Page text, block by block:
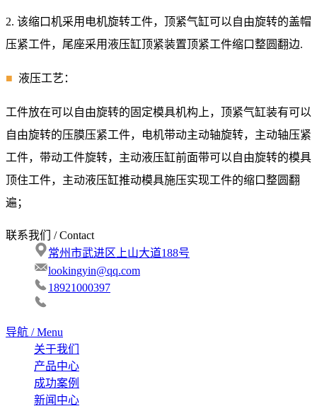
2. 该缩口机采用电机旋转工件，顶紧气缸可以自由旋转的盖帽
压紧工件，尾座采用液压缸顶紧装置顶紧工件缩口整圆翻边.
■ 液压工艺：
工件放在可以自由旋转的固定模具机构上，顶紧气缸装有可以
自由旋转的压膜压紧工件，电机带动主动轴旋转，主动轴压紧
工件，带动工件旋转，主动液压缸前面带可以自由旋转的模具
顶住工件，主动液压缸推动模具施压实现工件的缩口整圆翻
遍；
联系我们 / Contact
常州市武进区上山大道188号
lookingyin@qq.com
18921000397
导航 / Menu
关于我们
产品中心
成功案例
新闻中心